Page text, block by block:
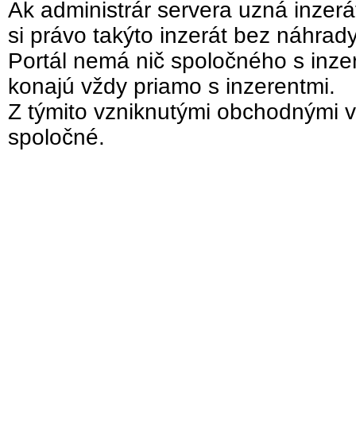
Ak administrár servera uzná
si právo takýto inzerát bez
Portál nemá nič spoločného s
konajú vždy priamo s inzerentmi.
Z týmito vzniknutými obchodnými
spoločné.